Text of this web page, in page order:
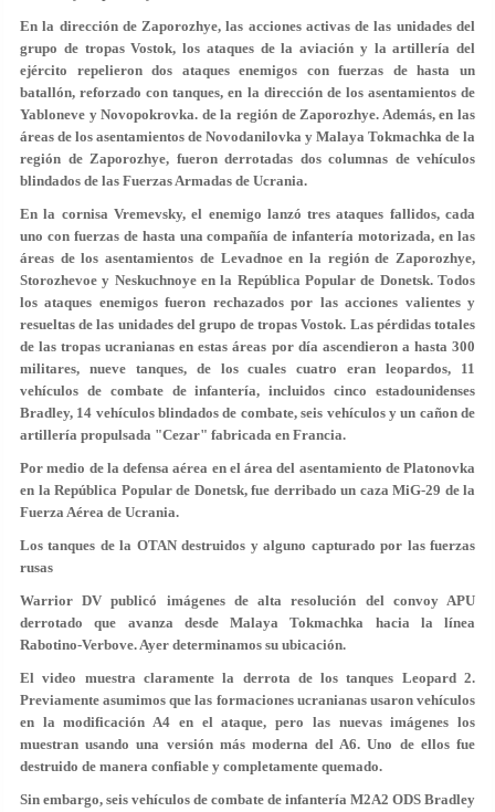
En la dirección de Zaporozhye, las acciones activas de las unidades del
grupo de tropas Vostok, los ataques de la aviación y la artillería del
ejército repelieron dos ataques enemigos con fuerzas de hasta un
batallón, reforzado con tanques, en la dirección de los asentamientos de
Yabloneve y Novopokrovka. de la región de Zaporozhye. Además, en las
áreas de los asentamientos de Novodanilovka y Malaya Tokmachka de la
región de Zaporozhye, fueron derrotadas dos columnas de vehículos
blindados de las Fuerzas Armadas de Ucrania.
En la cornisa Vremevsky, el enemigo lanzó tres ataques fallidos, cada
uno con fuerzas de hasta una compañía de infantería motorizada, en las
áreas de los asentamientos de Levadnoe en la región de Zaporozhye,
Storozhevoe y Neskuchnoye en la República Popular de Donetsk. Todos
los ataques enemigos fueron rechazados por las acciones valientes y
resueltas de las unidades del grupo de tropas Vostok. Las pérdidas totales
de las tropas ucranianas en estas áreas por día ascendieron a hasta 300
militares, nueve tanques, de los cuales cuatro eran leopardos, 11
vehículos de combate de infantería, incluidos cinco estadounidenses
Bradley, 14 vehículos blindados de combate, seis vehículos y un cañon de
artillería propulsada "Cezar" fabricada en Francia.
Por medio de la defensa aérea en el área del asentamiento de Platonovka
en la República Popular de Donetsk, fue derribado un caza MiG-29 de la
Fuerza Aérea de Ucrania.
Los tanques de la OTAN destruidos y alguno capturado por las fuerzas
rusas
Warrior DV publicó imágenes de alta resolución del convoy APU
derrotado que avanza desde Malaya Tokmachka hacia la línea
Rabotino-Verbove. Ayer determinamos su ubicación.
El video muestra claramente la derrota de los tanques Leopard 2.
Previamente asumimos que las formaciones ucranianas usaron vehículos
en la modificación A4 en el ataque, pero las nuevas imágenes los
muestran usando una versión más moderna del A6. Uno de ellos fue
destruido de manera confiable y completamente quemado.
Sin embargo, seis vehículos de combate de infantería M2A2 ODS Bradley